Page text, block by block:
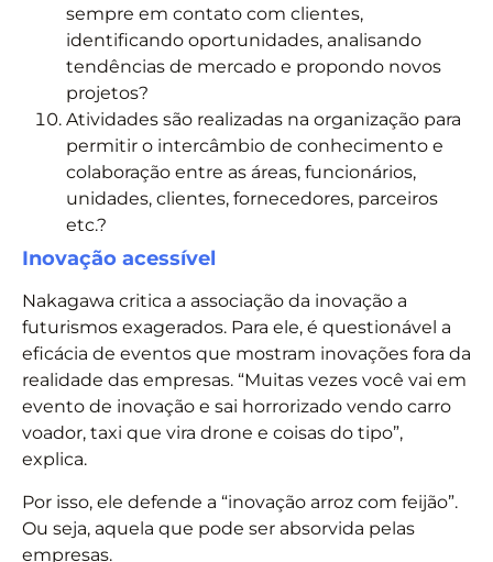
sempre em contato com clientes,
identificando oportunidades, analisando
tendências de mercado e propondo novos
projetos?
Atividades são realizadas na organização para
permitir o intercâmbio de conhecimento e
colaboração entre as áreas, funcionários,
unidades, clientes, fornecedores, parceiros
etc.?
Inovação acessível
Nakagawa critica a associação da inovação a
futurismos exagerados. Para ele, é questionável a
eficácia de eventos que mostram inovações fora da
realidade das empresas. “Muitas vezes você vai em
evento de inovação e sai horrorizado vendo carro
voador, taxi que vira drone e coisas do tipo”,
explica.
Por isso, ele defende a “inovação arroz com feijão”.
Ou seja, aquela que pode ser absorvida pelas
empresas.